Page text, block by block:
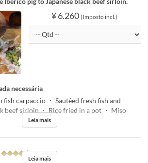
¥ 6.260 (Imposto incl.)
necessária
fish carpaccio ・ Sautéed fresh fish and
beef sirloin ・ Rice fried in a pot ・ Miso
Leia mais
◆◆◆◆◆
Leia mais